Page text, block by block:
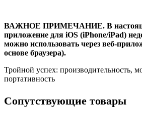
ВАЖНОЕ ПРИМЕЧАНИЕ. В
приложение для iOS (iPhone/iPad)
можно использовать через веб-
основе браузера).
Тройной успех: производительность,
портативность
Cопутствующие товары